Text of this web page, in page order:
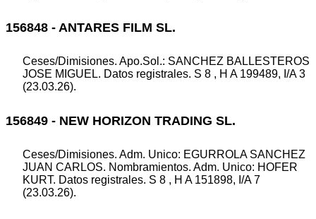
156848 - ANTARES FILM SL.
Ceses/Dimisiones. Apo.Sol.: SANCHEZ BALLESTEROS
JOSE MIGUEL. Datos registrales. S 8 , H A 199489, I/A 3
(23.03.26).
156849 - NEW HORIZON TRADING SL.
Ceses/Dimisiones. Adm. Unico: EGURROLA SANCHEZ
JUAN CARLOS. Nombramientos. Adm. Unico: HOFER
KURT. Datos registrales. S 8 , H A 151898, I/A 7
(23.03.26).